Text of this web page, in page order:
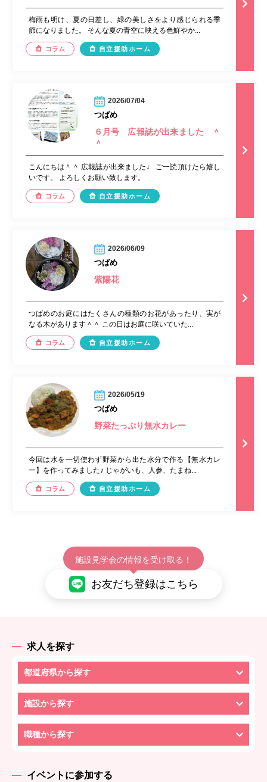
梅雨も明け、夏の日差し、緑の美しさをより感じられる季
節になりました。 そんな夏の青空に映える色鮮やか...
コラム 自立援助ホーム
2026/07/04
つばめ
６月号 広報誌が出来ました ＾
＾
こんにちは＾＾ 広報誌が出来ました♩ ご一読頂けたら嬉し
いです。 よろしくお願い致します。
コラム 自立援助ホーム
2026/06/09
つばめ
紫陽花
つばめのお庭にはたくさんの種類のお花があったり、実が
なる木があります＾＾ この日はお庭に咲いていた...
コラム 自立援助ホーム
2026/05/19
つばめ
野菜たっぷり無水カレー
今回は水を一切使わず野菜から出た水分で作る【無水カレ
ー】を作ってみました♪ じゃがいも、人参、たまね...
コラム 自立援助ホーム
施設見学会の情報を受け取る！
お友だち登録はこちら
求人を探す
都道府県から探す
施設から探す
職種から探す
イベントに参加する